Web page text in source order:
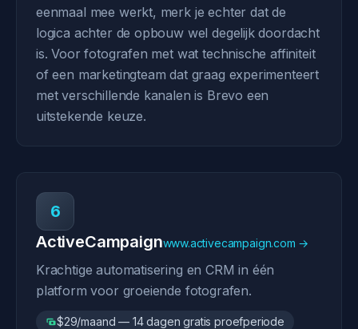
eenmaal mee werkt, merk je echter dat de
logica achter de opbouw wel degelijk doordacht
is. Voor fotografen met wat technische affiniteit
of een marketingteam dat graag experimenteert
met verschillende kanalen is Brevo een
uitstekende keuze.
6
ActiveCampaignwww.activecampaign.com →
Krachtige automatisering en CRM in één
platform voor groeiende fotografen.
$29/maand — 14 dagen gratis proefperiode